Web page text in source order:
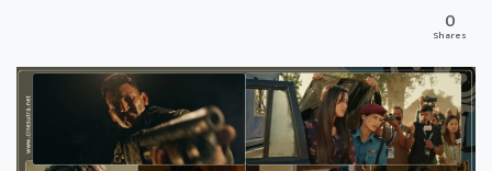
0
Shares